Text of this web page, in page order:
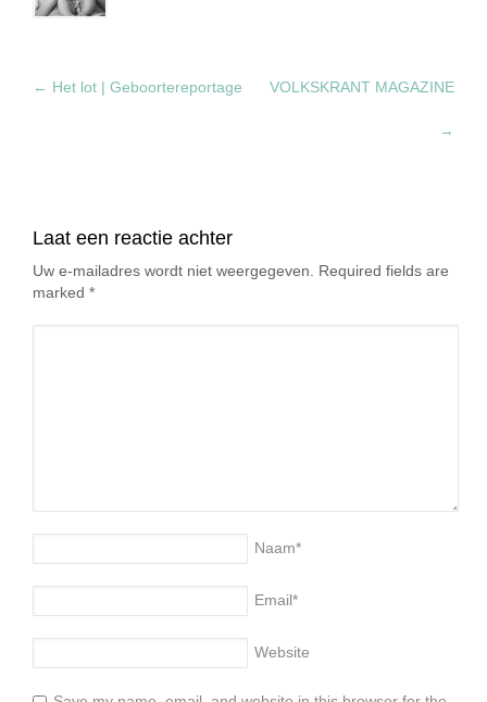
← Het lot | Geboortereportage VOLKSKRANT MAGAZINE
→
Laat een reactie achter
Uw e-mailadres wordt niet weergegeven. Required fields are
marked *
Naam*
Email*
Website